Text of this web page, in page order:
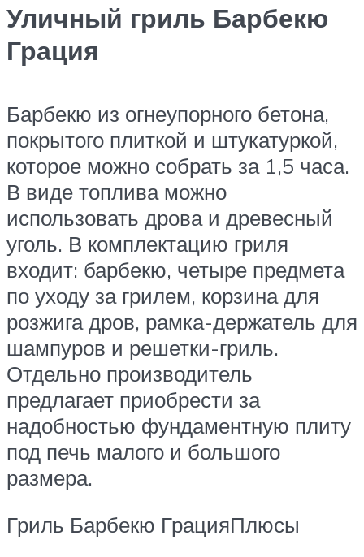
Уличный гриль Барбекю
Грация
Барбекю из огнеупорного бетона,
покрытого плиткой и штукатуркой,
которое можно собрать за 1,5 часа.
В виде топлива можно
использовать дрова и древесный
уголь. В комплектацию гриля
входит: барбекю, четыре предмета
по уходу за грилем, корзина для
розжига дров, рамка-держатель для
шампуров и решетки-гриль.
Отдельно производитель
предлагает приобрести за
надобностью фундаментную плиту
под печь малого и большого
размера.
Гриль Барбекю ГрацияПлюсы